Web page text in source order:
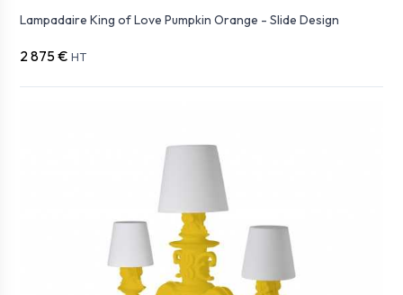
Lampadaire King of Love Pumpkin Orange - Slide Design
2 875 € HT